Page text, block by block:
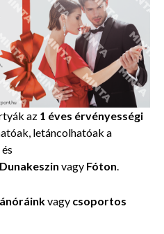
az 1 éves érvényességi
letáncolhatóak a
és
Dunakeszin vagy Fóton
vagy csoportos